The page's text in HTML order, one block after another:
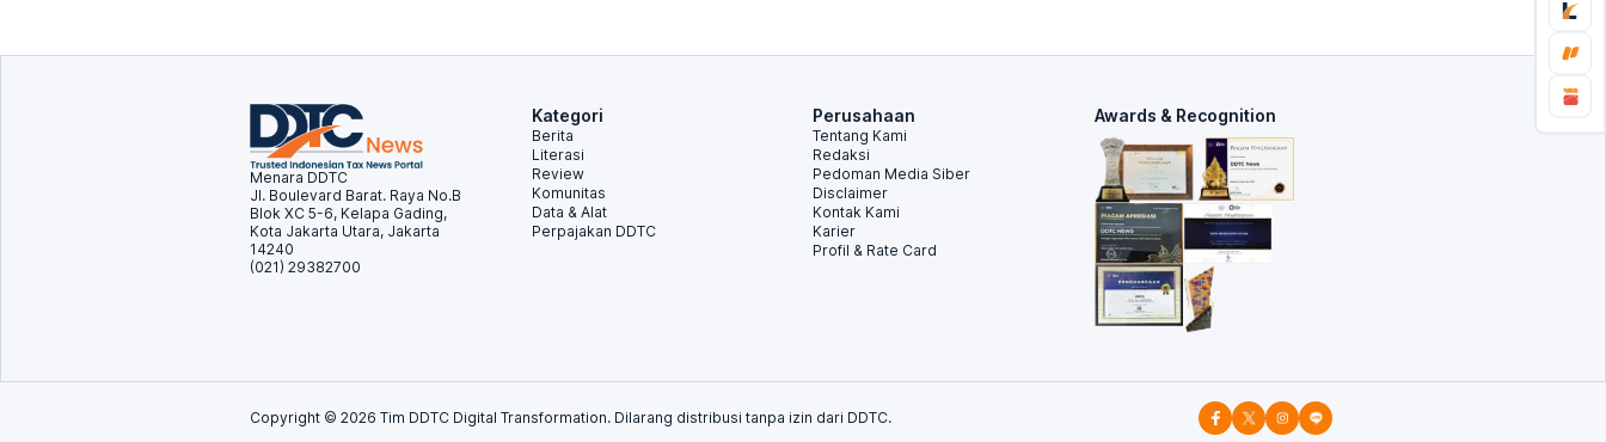
Menara DDTC
Jl. Boulevard Barat. Raya No.B
Blok XC 5-6, Kelapa Gading,
Kota Jakarta Utara, Jakarta
14240
(021) 29382700
Kategori
Berita
Literasi
Review
Komunitas
Data & Alat
Perpajakan DDTC
Perusahaan
Tentang Kami
Redaksi
Pedoman Media Siber
Disclaimer
Kontak Kami
Karier
Profil & Rate Card
Awards & Recognition
Copyright © 2026 Tim DDTC Digital Transformation. Dilarang distribusi tanpa izin dari DDTC.